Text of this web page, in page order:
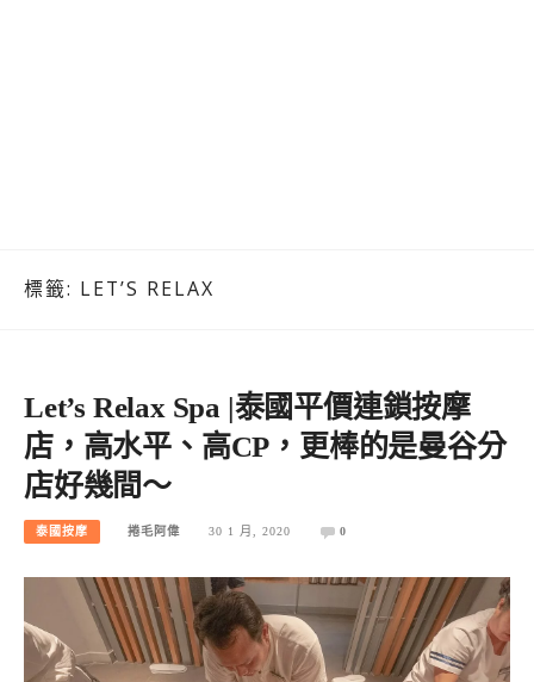
標籤: LET’S RELAX
Let’s Relax Spa |泰國平價連鎖按摩
店，高水平、高CP，更棒的是曼谷分
店好幾間～
泰國按摩 捲毛阿偉 30 1 月, 2020 0